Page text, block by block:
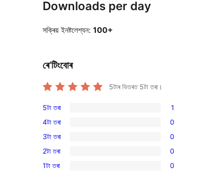
Downloads per day
সক্ৰিয় ইনষ্টলেশ্যন: 100+
ৰে’টিংবোৰ
5টাৰ ভিতৰত 5টা তৰা।
1
5-
star
review
5টা তৰা 1
0
4-
star
reviews
4টা তৰা 0
0
3-
star
3টা তৰা 0
0
2-
2টা তৰা 0
0
1টা তৰা 0